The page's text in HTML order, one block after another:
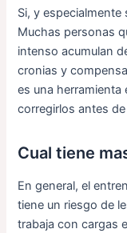
Si, y
Muchas personas
intenso acumulan
cronias y
es una herramienta
corregirlos antes
Cual tiene
En general, el
tiene un riesgo de
trabaja con cargas